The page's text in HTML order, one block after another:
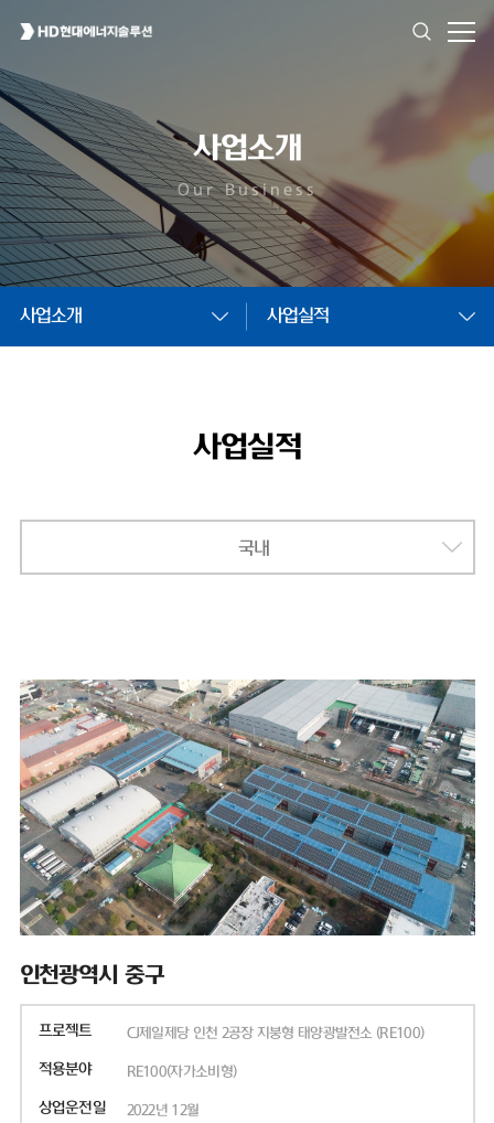
사업소개
Our Business
사업소개 사업실적
사업실적
국내
인천광역시 중구
프로젝트 CJ제일제당 인천 2공장 지붕형 태양광발전소 (RE100)
적용분야 RE100(자가소비형)
상업운전일 2022년 12월